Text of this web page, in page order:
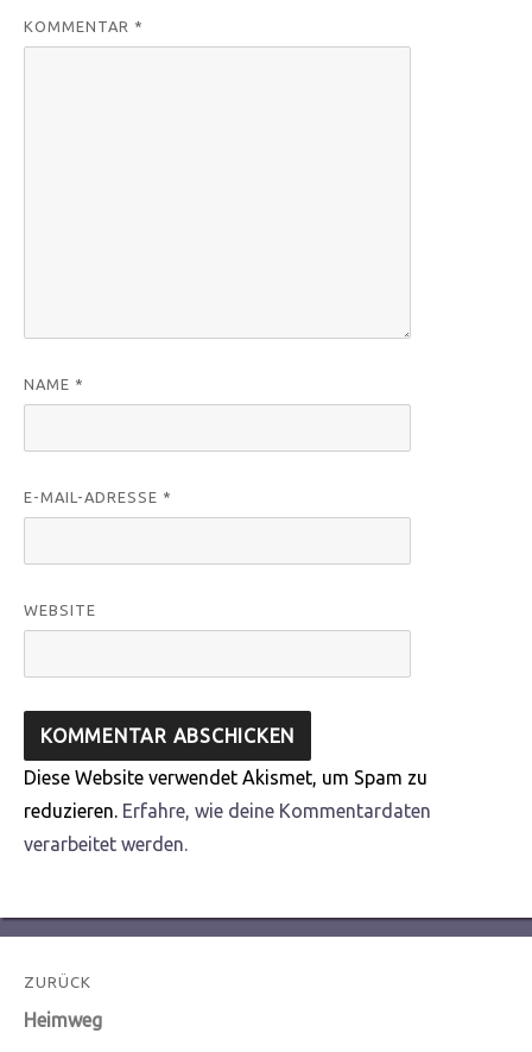
KOMMENTAR *
NAME *
E-MAIL-ADRESSE *
WEBSITE
Diese Website verwendet Akismet, um Spam zu
reduzieren. Erfahre, wie deine Kommentardaten
verarbeitet werden.
Beitragsnavigation
ZURÜCK
Vorheriger
Heimweg